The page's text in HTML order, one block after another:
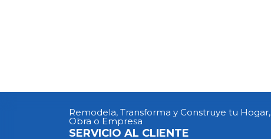
Remodela, Transforma y Construye tu Hogar,
Obra o Empresa
SERVICIO AL CLIENTE